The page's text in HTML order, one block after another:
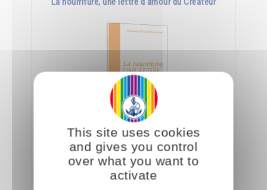
Le jour où nous aurons appris à manger
consciemment, nous saurons déchiffrer tout ce
que le Créateur nous dit à travers la nourriture.
This site uses cookies
and gives you control
over what you want to
activate